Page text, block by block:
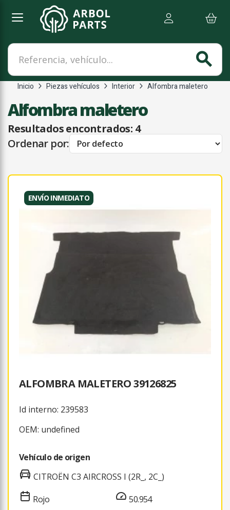
Referencia, vehículo...
search
Inicio Piezas vehículos Interior Alfombra maletero
Alfombra maletero
Resultados encontrados: 4
Ordenar por:
ENVÍO INMEDIATO
ALFOMBRA MALETERO 39126825
Id interno: 239583
OEM: undefined
Vehículo de origen
CITROËN C3 AIRCROSS I (2R_, 2C_)
Rojo
50.954